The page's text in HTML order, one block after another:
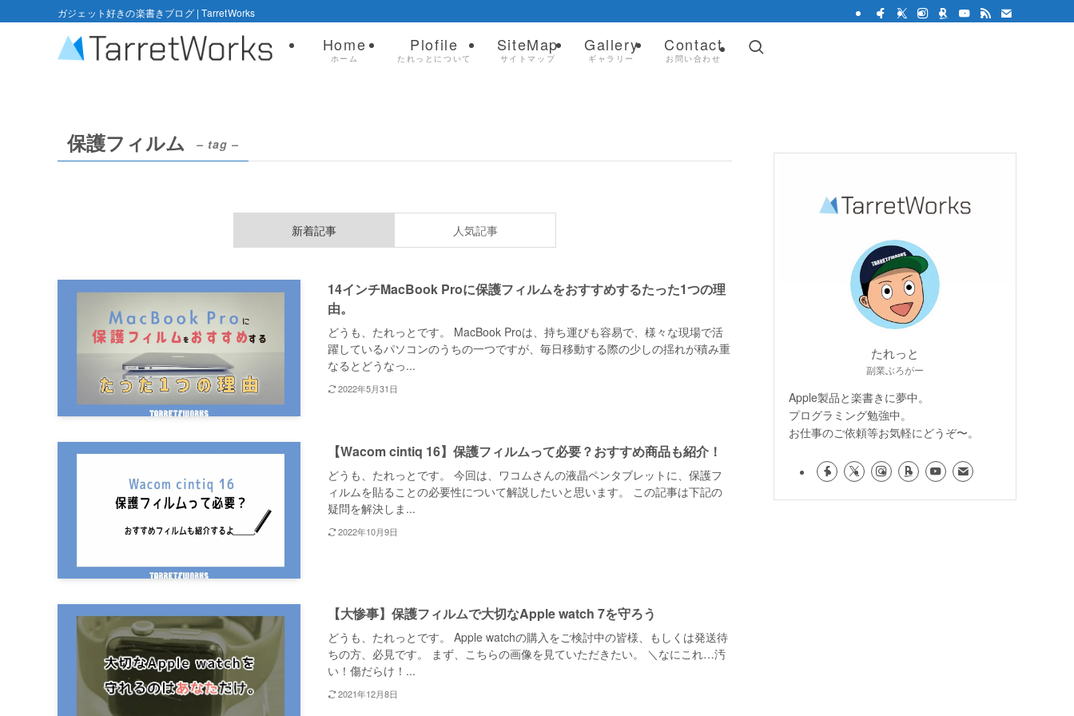
ガジェット好きの楽書きブログ | TarretWorks
Home
ホーム
Plofile
たれっとについて
SiteMap
サイトマップ
Gallery
ギャラリー
Contact
お問い合わせ
保護フィルム – tag –
新着記事 人気記事
14インチMacBook Proに保護フィルムをおすすめするたった1つの理
由。
どうも、たれっとです。 MacBook Proは、持ち運びも容易で、様々な現場で活
躍しているパソコンのうちの一つですが、毎日移動する際の少しの揺れが積み重
なるとどうなっ...
2022年5月31日
【Wacom cintiq 16】保護フィルムって必要？おすすめ商品も紹介！
どうも、たれっとです。 今回は、ワコムさんの液晶ペンタブレットに、保護フ
ィルムを貼ることの必要性について解説したいと思います。 この記事は下記の
疑問を解決しま...
2022年10月9日
【大惨事】保護フィルムで大切なApple watch 7を守ろう
どうも、たれっとです。 Apple watchの購入をご検討中の皆様、もしくは発送待
ちの方、必見です。 まず、こちらの画像を見ていただきたい。 ＼なにこれ…汚
い！傷だらけ！...
2021年12月8日
たれっと
副業ぶろがー
Apple製品と楽書きに夢中。
プログラミング勉強中。
お仕事のご依頼等お気軽にどうぞ〜。